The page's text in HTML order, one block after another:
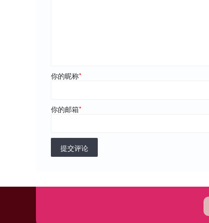
你的昵称*
你的邮箱*
提交评论